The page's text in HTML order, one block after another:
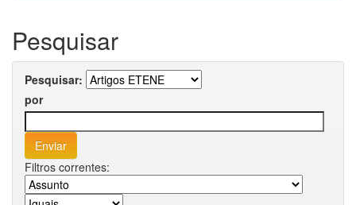
Pesquisar
Pesquisar:
por
Filtros correntes: